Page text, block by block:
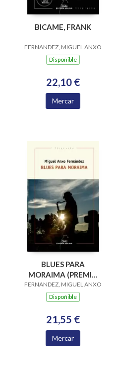
BICAME, FRANK
FERNANDEZ, MIGUEL ANXO
Dispoñible
22,10 €
Mercar
BLUES PARA
MORAIMA (PREMIO
BLANCO AMOR 2016)
FERNANDEZ, MIGUEL ANXO
Dispoñible
21,55 €
Mercar